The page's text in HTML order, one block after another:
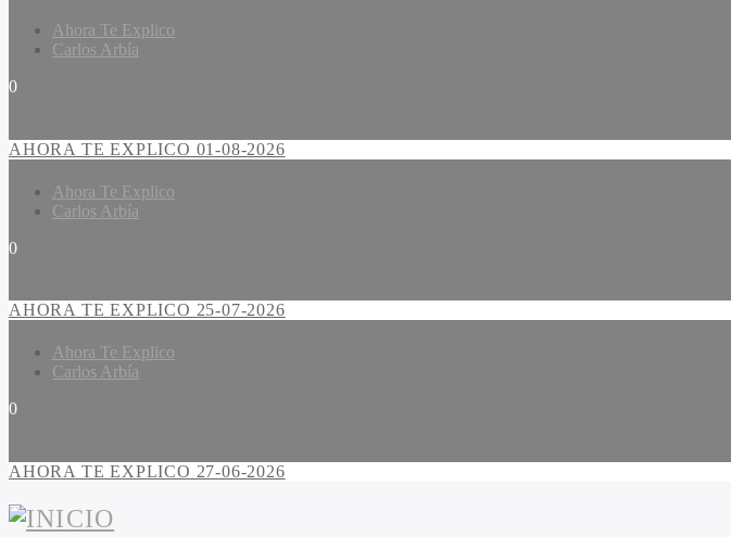
Ahora Te Explico
Carlos Arbía
0
AHORA TE EXPLICO 01-08-2026
Ahora Te Explico
Carlos Arbía
0
AHORA TE EXPLICO 25-07-2026
Ahora Te Explico
Carlos Arbía
0
AHORA TE EXPLICO 27-06-2026